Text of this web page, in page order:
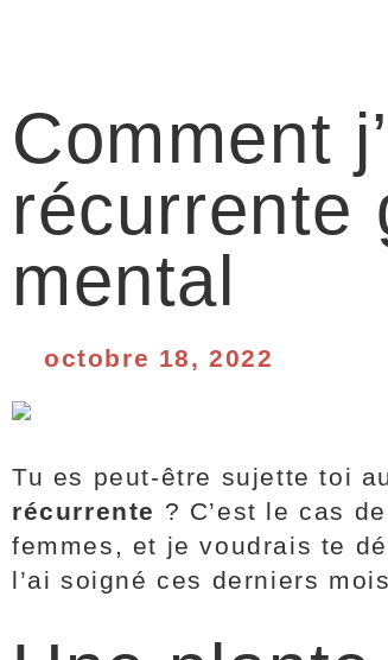
Comment
récurrente
mental
octobre 18, 2022
Tu es peut-être sujette toi
récurrente ? C’est le cas
femmes, et je voudrais te
l’ai soigné ces derniers